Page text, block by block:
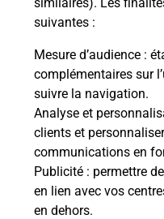
suivantes :
Mesure d’audience :
complémentaires sur
suivre la navigation.
Analyse et
clients et
communications en
Publicité : permettre
en lien avec vos
en dehors.
Foire aux
Quel âge
passer le permis
Combien coûte le